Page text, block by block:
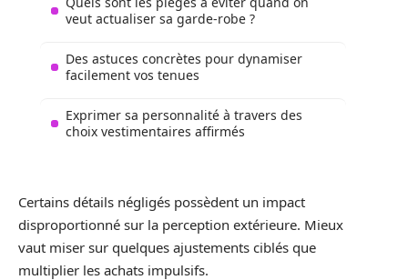
veut actualiser sa garde-robe ?
Des astuces concrètes pour dynamiser
facilement vos tenues
Exprimer sa personnalité à travers des
choix vestimentaires affirmés
Certains détails négligés possèdent un impact
disproportionné sur la perception extérieure. Mieux
vaut miser sur quelques ajustements ciblés que
multiplier les achats impulsifs.